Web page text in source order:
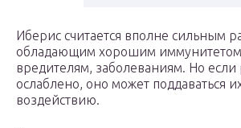
Иберис считается вполне сильным
обладающим хорошим иммунитетом
вредителям, заболеваниям. Но если
ослаблено, оно может поддаваться
воздействию.